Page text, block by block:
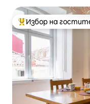
Най-популярен
Избор на